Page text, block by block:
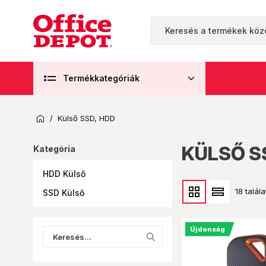
Termékkategóriák
/ Külső SSD, HDD
KÜLSŐ
18
Újdonság
Kategória
HDD Külső
SSD Külső